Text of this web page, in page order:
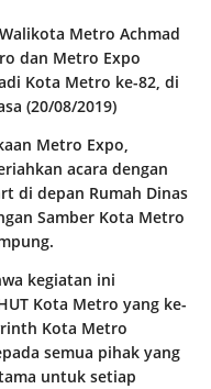
Metro Achmad
dan Metro Expo
Kota Metro ke-82, di
(20/08/2019)
Metro Expo,
acara dengan
di depan Rumah Dinas
Samber Kota Metro
kegiatan ini
Kota Metro yang ke-
Kota Metro
semua pihak yang
untuk setiap